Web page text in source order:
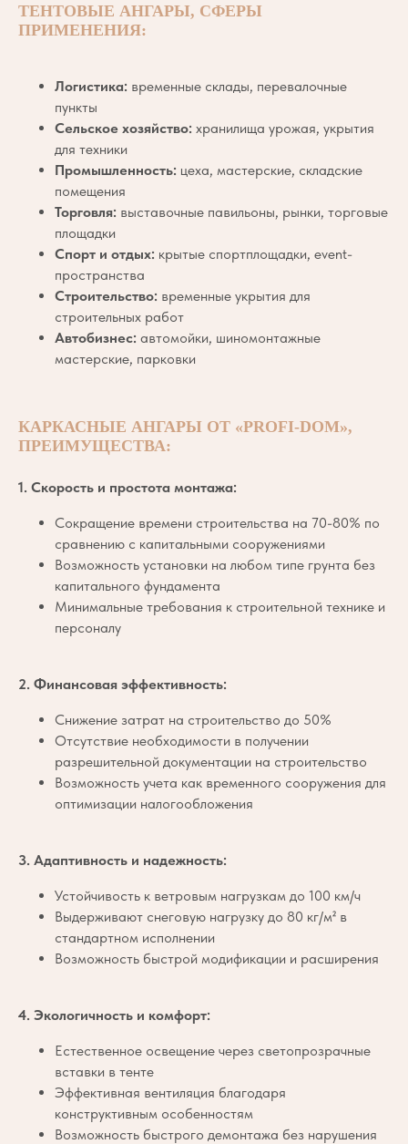
ТЕНТОВЫЕ АНГАРЫ, СФЕРЫ
ПРИМЕНЕНИЯ:
Логистика: временные склады, перевалочные
пункты
Сельское хозяйство: хранилища урожая, укрытия
для техники
Промышленность: цеха, мастерские, складские
помещения
Торговля: выставочные павильоны, рынки, торговые
площадки
Спорт и отдых: крытые спортплощадки, event-
пространства
Строительство: временные укрытия для
строительных работ
Автобизнес: автомойки, шиномонтажные
мастерские, парковки
КАРКАСНЫЕ АНГАРЫ ОТ «PROFI-DOM»,
ПРЕИМУЩЕСТВА:
1. Скорость и простота монтажа:
Сокращение времени строительства на 70-80% по
сравнению с капитальными сооружениями
Возможность установки на любом типе грунта без
капитального фундамента
Минимальные требования к строительной технике и
персоналу
2. Финансовая эффективность:
Снижение затрат на строительство до 50%
Отсутствие необходимости в получении
разрешительной документации на строительство
Возможность учета как временного сооружения для
оптимизации налогообложения
3. Адаптивность и надежность:
Устойчивость к ветровым нагрузкам до 100 км/ч
Выдерживают снеговую нагрузку до 80 кг/м² в
стандартном исполнении
Возможность быстрой модификации и расширения
4. Экологичность и комфорт:
Естественное освещение через светопрозрачные
вставки в тенте
Эффективная вентиляция благодаря
конструктивным особенностям
Возможность быстрого демонтажа без нарушения